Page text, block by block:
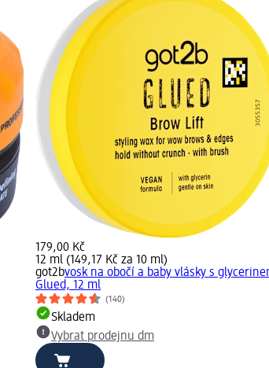
179,00 Kč
12 ml (149,17 Kč za 10 ml)
got2bvosk na obočí a baby vlásky s
Glued, 12 ml
(140)
Skladem
Vybrat prodejnu dm